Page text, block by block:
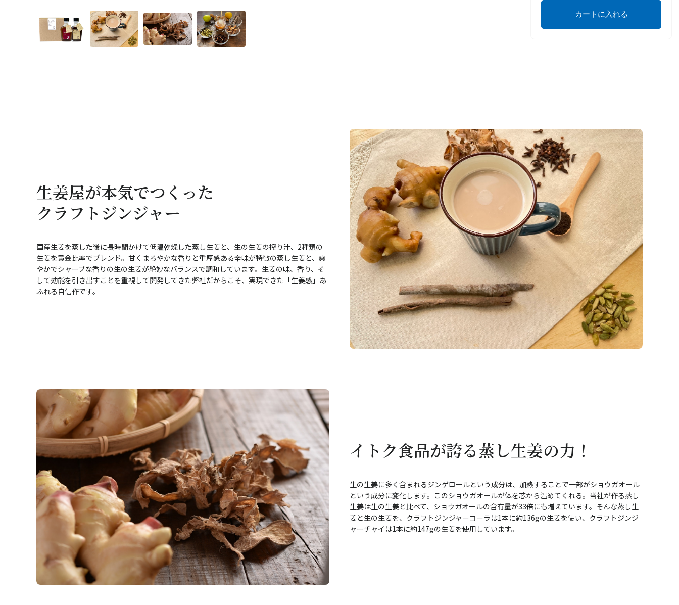
カートに入れる
生姜屋が本気でつくった
クラフトジンジャー
国産生姜を蒸した後に長時間かけて低温乾燥した蒸し生姜と、生の生姜の搾り汁、2種類の
生姜を黄金比率でブレンド。甘くまろやかな香りと重厚感ある辛味が特徴の蒸し生姜と、爽
やかでシャープな香りの生の生姜が絶妙なバランスで調和しています。生姜の味、香り、そ
して効能を引き出すことを重視して開発してきた弊社だからこそ、実現できた「生姜感」あ
ふれる自信作です。
イトク食品が誇る蒸し生姜の力！
生の生姜に多く含まれるジンゲロールという成分は、加熱することで一部がショウガオール
という成分に変化します。このショウガオールが体を芯から温めてくれる。当社が作る蒸し
生姜は生の生姜と比べて、ショウガオールの含有量が33倍にも増えています。そんな蒸し生
姜と生の生姜を、クラフトジンジャーコーラは1本に約136gの生姜を使い、クラフトジンジ
ャーチャイは1本に約147gの生姜を使用しています。